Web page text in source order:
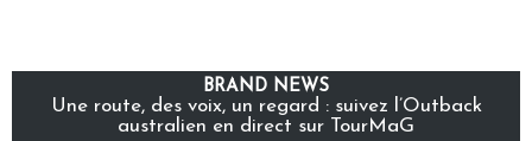
BRAND NEWS
Une route, des voix, un regard : suivez l’Outback
australien en direct sur TourMaG